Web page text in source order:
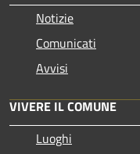
Notizie
Comunicati
Avvisi
VIVERE IL COMUNE
Luoghi